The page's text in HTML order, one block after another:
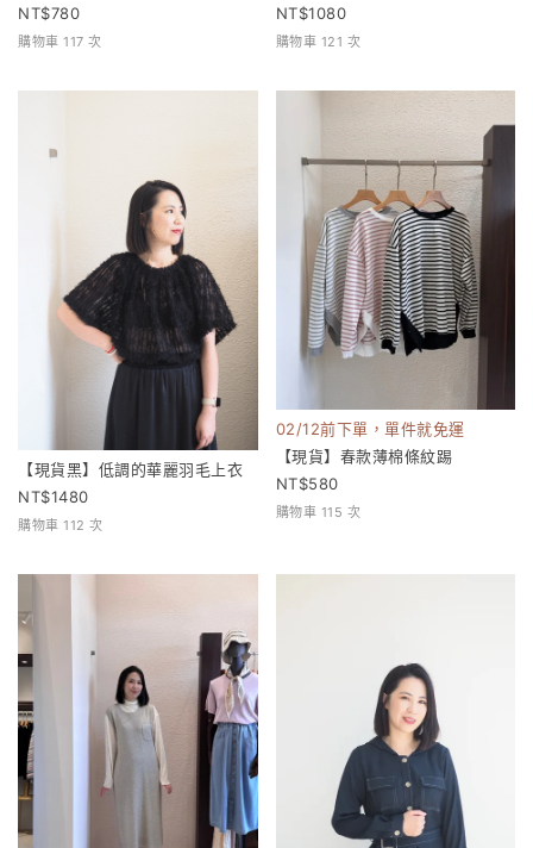
780
購物車 117 次
1080
購物車 121 次
【現貨黑】低調的華麗羽毛上衣
1480
購物車 112 次
02/12前下單，單件就免運
【現貨】春款薄棉條紋踢
580
購物車 115 次